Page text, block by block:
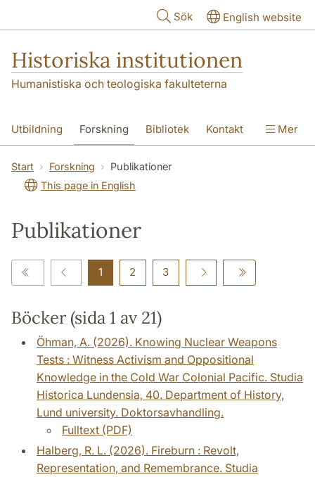
Sök English website
Historiska institutionen
Humanistiska och teologiska fakulteterna
Utbildning Forskning Bibliotek Kontakt
Om institutionen
Mer
Start Forskning
Publikationer
This page in English
Publikationer
1 2 3
Böcker (sida 1 av 21)
Öhman, A. (2026). Knowing Nuclear Weapons
Tests : Witness Activism and Oppositional
Knowledge in the Cold War Colonial Pacific. Studia
Historica Lundensia, 40. Department of History,
Lund university. Doktorsavhandling.
Fulltext (PDF)
Halberg, R. L. (2026). Fireburn : Revolt,
Representation, and Remembrance. Studia